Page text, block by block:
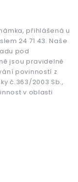
přihlášená u
24 71 43. Naše
pod
jsou pravidelně
povinností z
č.363/2003 Sb.,
v oblasti